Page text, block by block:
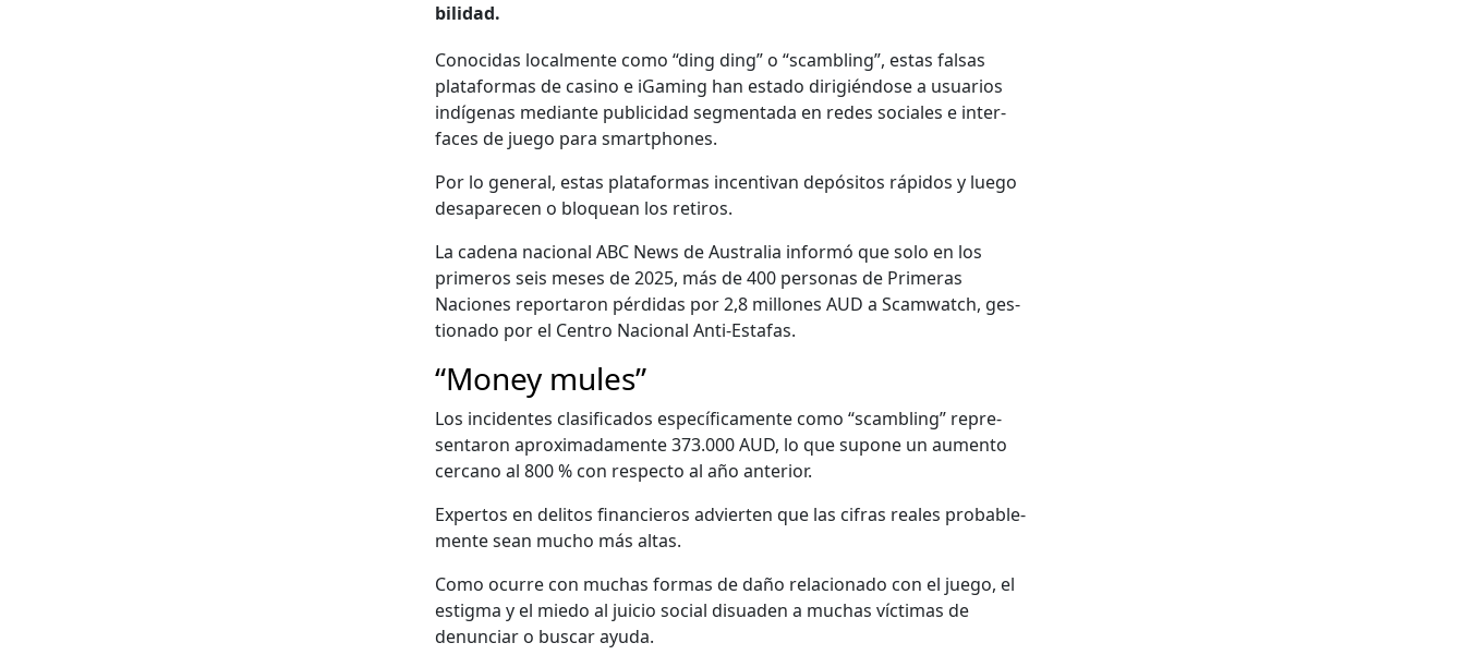
bil­i­dad.
Cono­ci­das local­mente como “ding ding” o “scam­bling”, estas fal­sas
platafor­mas de casi­no e iGam­ing han esta­do dirigién­dose a usuar­ios
indí­ge­nas medi­ante pub­li­ci­dad seg­men­ta­da en redes sociales e inter­
faces de juego para smart­phones.
Por lo gen­er­al, estas platafor­mas incen­ti­van depósi­tos rápi­dos y luego
desa­pare­cen o blo­quean los retiros.
La cade­na nacional ABC News de Aus­tralia infor­mó que solo en los
primeros seis meses de 2025, más de 400 per­sonas de Primeras
Naciones repor­taron pér­di­das por 2,8 mil­lones AUD a Scamwatch, ges­
tion­a­do por el Cen­tro Nacional Anti-Estafas.
“Money mules”
Los inci­dentes clasi­fi­ca­dos especí­fi­ca­mente como “scam­bling” rep­re­
sen­taron aprox­i­mada­mente 373.000 AUD, lo que supone un aumen­to
cer­cano al 800 % con respec­to al año ante­ri­or.
Exper­tos en deli­tos financieros advierten que las cifras reales prob­a­ble­
mente sean mucho más altas.
Como ocurre con muchas for­mas de daño rela­ciona­do con el juego, el
estig­ma y el miedo al juicio social dis­uaden a muchas víc­ti­mas de
denun­ciar o bus­car ayu­da.